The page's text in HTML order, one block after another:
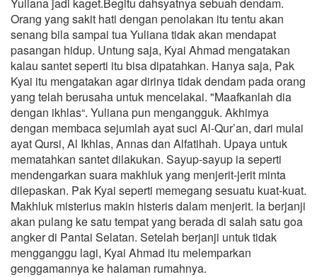
Orang yang sakit hati dengan penolakan itu tentu akan
senang bila sampai tua Yuliana tidak akan mendapat
pasangan hidup. Untung saja, Kyai Ahmad mengatakan
kalau santet seperti itu bisa dipatahkan. Hanya saja, Pak
Kyai itu mengatakan agar dirinya tidak dendam pada orang
yang telah berusaha untuk mencelakai. "Maafkanlah dia
dengan ikhlas“. Yuliana pun mengangguk. Akhimya
dengan membaca sejumlah ayat suci Al-Qur’an, dari mulai
ayat Qursi, Al Ikhlas, Annas dan Alfatihah. Upaya untuk
mematahkan santet dilakukan. Sayup-sayup ia seperti
mendengarkan suara makhluk yang menjerit-jerit minta
dilepaskan. Pak Kyai seperti memegang sesuatu kuat-kuat.
Makhluk misterius makin histeris dalam menjerit. la berjanji
akan pulang ke satu tempat yang berada di salah satu goa
angker di Pantai Selatan. Setelah berjanji untuk tidak
mengganggu lagi, Kyai Ahmad itu melemparkan
genggamannya ke halaman rumahnya.